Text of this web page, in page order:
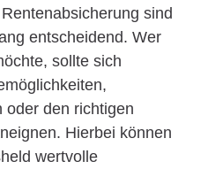
sind
entscheidend. Wer
sollte sich
oder den richtigen
Hierbei können
wertvolle